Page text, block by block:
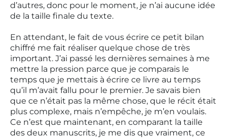
d’autres, donc pour le moment, je n’ai aucune idée
de la taille finale du texte.
En attendant, le fait de vous écrire ce petit bilan
chiffré me fait réaliser quelque chose de très
important. J’ai passé les dernières semaines à me
mettre la pression parce que je comparais le
temps que je mettais à écrire ce livre au temps
qu’il m’avait fallu pour le premier. Je savais bien
que ce n’était pas la même chose, que le récit était
plus complexe, mais n’empêche, je m’en voulais.
Ce n’est que maintenant, en comparant la taille
des deux manuscrits, je me dis que vraiment, ce